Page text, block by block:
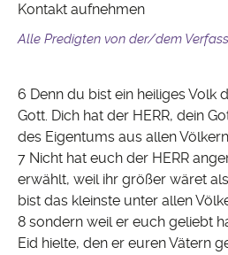
Kontakt aufnehmen
Alle Predigten von der/dem
6 Denn du bist ein heiliges Volk
Gott. Dich hat der HERR, dein
des Eigentums aus allen
7 Nicht hat euch der HERR
erwählt, weil ihr größer wäret
bist das kleinste unter allen
8 sondern weil er euch geliebt
Eid hielte, den er euren Vätern